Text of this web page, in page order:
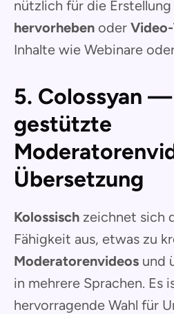
nützlich für die Erstellung
hervorheben oder
Inhalte wie Webinare
5. Colossyan
gestützte
Übersetzung
Kolossisch zeichnet sich
Fähigkeit aus, etwas zu
Moderatorenvideos und
in mehrere Sprachen. Es
hervorragende Wahl für